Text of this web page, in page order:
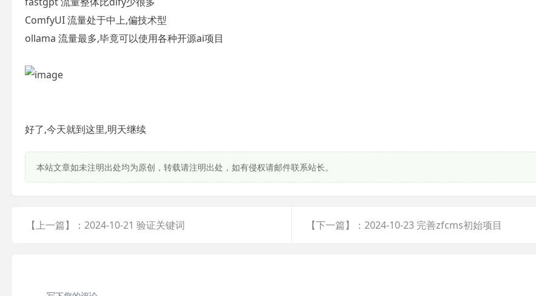
ComfyUI 流量处于中上,偏技术型
ollama 流量最多,毕竟可以使用各种开源ai项目
好了,今天就到这里,明天继续
本站文章如未注明出处均为原创，转载请注明出处，如有侵权请邮件联系站长。
【上一篇】：2024-10-21 验证关键词 【下一篇】：2024-10-23 完善zfcms初始项目